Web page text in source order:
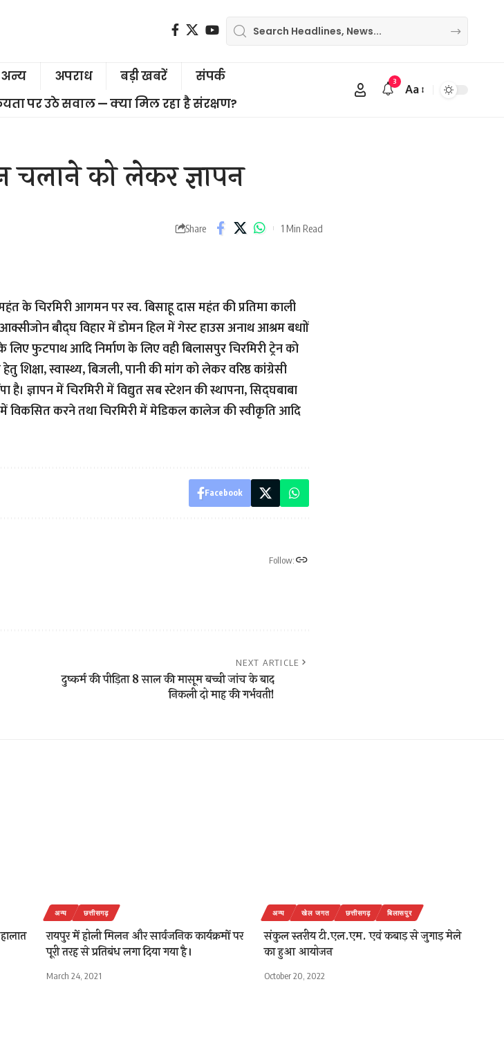
अन्य अपराध बड़ी खबरें
संपर्क
पर उठे सवाल — क्या मिल रहा है संरक्षण?
3
Font
Aa
चलाने को लेकर ज्ञापन
Share 1 Min Read
के चिरमिरी आगमन पर स्व. बिसाहू दास महंत की प्रतिमा काली
बौद्घ विहार में डोमन हिल में गेस्ट हाउस अनाथ आश्रम बधाों
फुटपाथ आदि निर्माण के लिए वही बिलासपुर चिरमिरी ट्रेन को
स्वास्थ्य, बिजली, पानी की मांग को लेकर वरिष्ठ कांग्रेसी
है। ज्ञापन में चिरमिरी में विद्युत सब स्टेशन की स्थापना, सिद्घबाबा
में विकसित करने तथा चिरमिरी में मेडिकल कालेज की स्वीकृति आदि
Facebook
Follow:
NEXT ARTICLE
दुष्कर्म की पीड़िता 8 साल की मासूम बच्ची जांच के बाद
निकली दो माह की गर्भवती!
अन्य छत्तीसगढ़
रायपुर में होली मिलन और सार्वजनिक कार्यक्रमों पर
पूरी तरह से प्रतिबंध लगा दिया गया है।
March 24, 2021
अन्य खेल जगत छत्तीसगढ़ बिलासपुर
संकुल स्तरीय टी.एल.एम. एवं कबाड़ से जुगाड़ मेले
का हुआ आयोजन
October 20, 2022